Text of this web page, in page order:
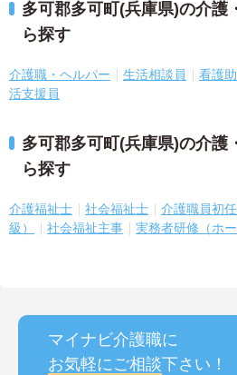
多可郡多可町(兵庫県)の介護
ら探す
介護職・ヘルパー 生活相談員 看護
活支援員
多可郡多可町(兵庫県)の介護
ら探す
介護福祉士 社会福祉士
介護職員初
級）
社会福祉主事 実務者研修（ホ
マイナビ介護職に
お気軽にご相談下さい！